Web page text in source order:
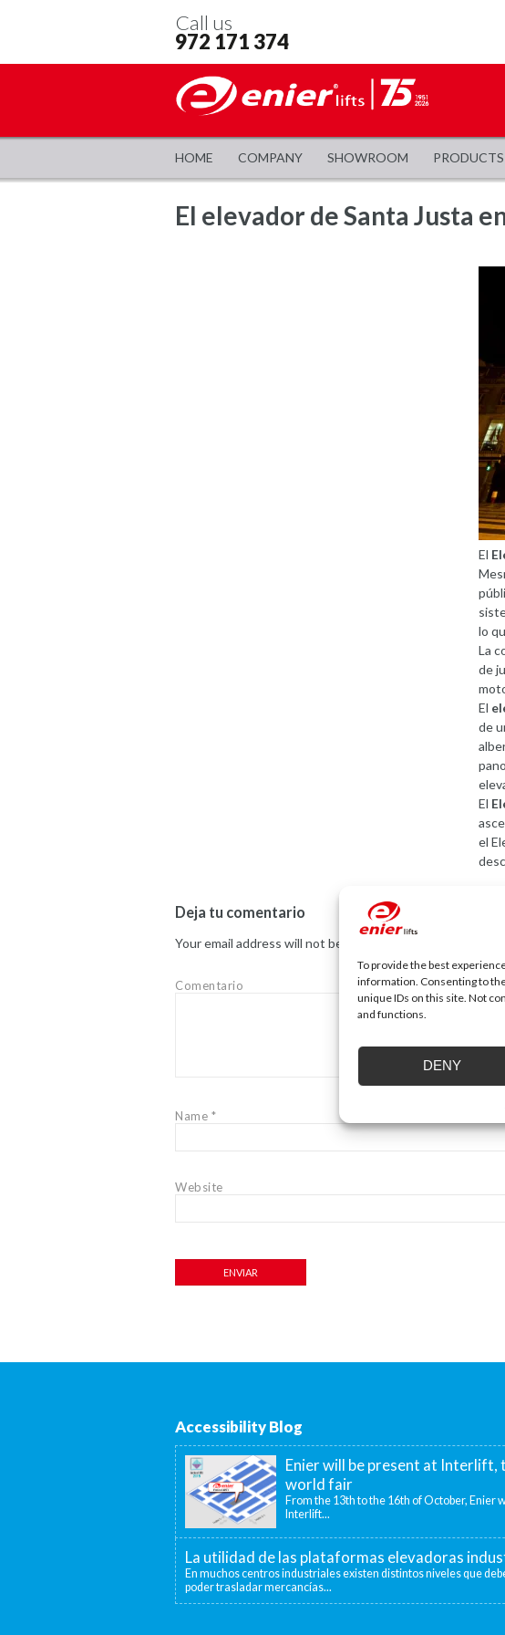
To provide the best
information. Consenting to
unique IDs on this site. Not
and functions.
DENY
Call us
972 171 374
HOME COMPANY SHOWROOM PRODUCTS
El elevador de Santa Justa
El
lo
La
de
El
de
El
el
Deja tu comentario
Your email address will not be published.
Comentario
Name *
Website
Accessibility Blog
Enier will be present at Interlift,
world fair
From the 13th to the 16th of October, Enier
Interlift...
La utilidad de las plataformas elevadoras
En muchos centros industriales existen distintos niveles que
poder trasladar mercancías...